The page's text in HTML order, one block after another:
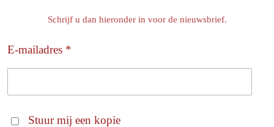
Schrijf u dan hieronder in voor de nieuwsbrief.
E-mailadres *
Stuur mij een kopie